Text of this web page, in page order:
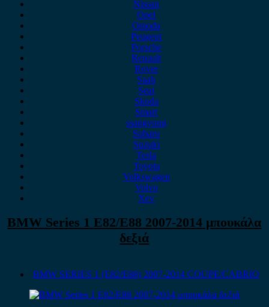
Nissan
Opel
Omoda
Peugeot
Porsche
Renault
Rover
Saab
Seat
Skoda
Smart
ssangyong
Subaru
Suzuki
Tesla
Toyota
Volkswagen
Volvo
Xev
BMW Series 1 E82/E88 2007-2014 μπουκάλα
δεξιά
BMW SERIES 1 (E82/E88) 2007-2014 COUPE/CABRIO